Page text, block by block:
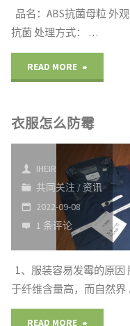
品名：ABS抗菌母粒 外
抗菌 处理方式： …
READ MORE
菌
粒
响
衣服怎么防霉
IHEIR
共同关注 /资讯
2022-09-08
1 条评论
1、服装容易发霉的原因
于纤维含量高，而自然
READ MORE